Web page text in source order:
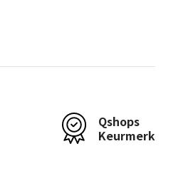
Qshops
Keurmerk